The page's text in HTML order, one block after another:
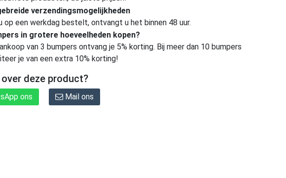
verzendingsmogelijkheden
op een werkdag bestelt, ontvangt u het binnen 48 uur.
in grotere hoeveelheden kopen?
van 3 bumpers ontvang je 5% korting. Bij meer dan 10 bumpers
je van een extra 10% korting!
deze product?
ons Mail ons